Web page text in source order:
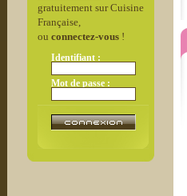
gratuitement sur Cuisine
Française,
ou connectez-vous!
Identifiant :
Mot de passe :